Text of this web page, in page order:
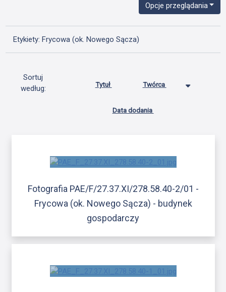
Opcje przeglądania
Etykiety: Frycowa (ok. Nowego Sącza)
Sortuj
według:
Tytuł Twórca
Data dodania
Fotografia PAE/F/27.37.XI/278.58.40-2/01 -
Frycowa (ok. Nowego Sącza) - budynek
gospodarczy